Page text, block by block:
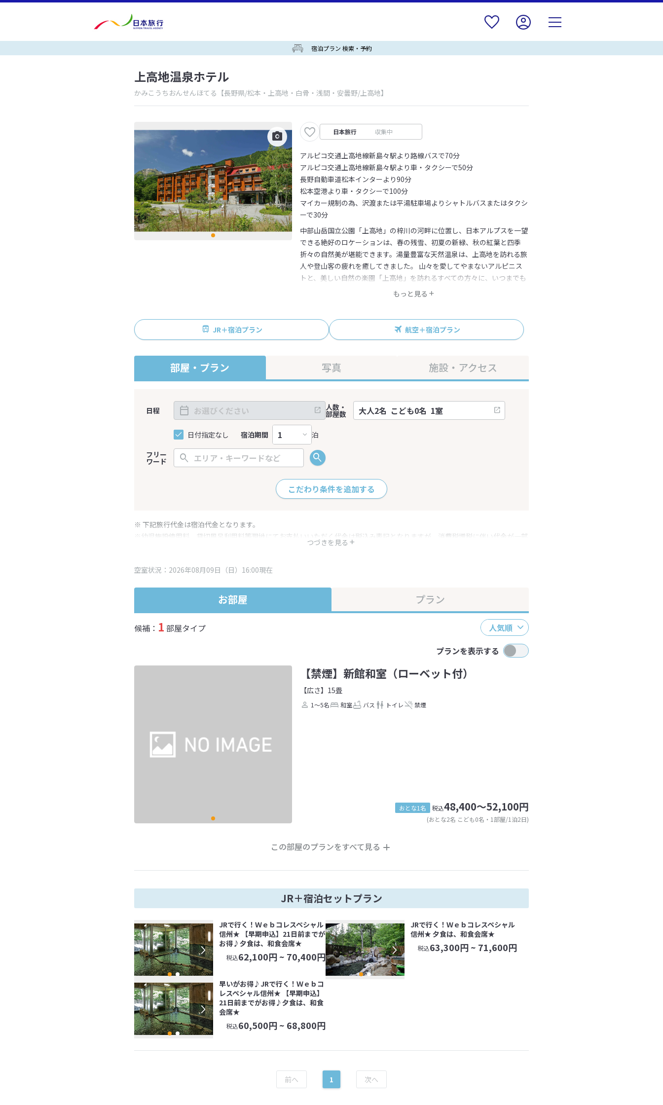
宿泊プラン 検索・予約
上高地温泉ホテル
かみこうちおんせんほてる 【長野県/松本・上高地・白骨・浅間・安曇野/上高地】
日本旅行 収集中
アルピコ交通上高地線新島々駅より路線バスで70分
アルピコ交通上高地線新島々駅より車・タクシーで50分
長野自動車道松本インターより90分
松本空港より車・タクシーで100分
マイカー規制の為、沢渡または平湯駐車場よりシャトルバスまたはタクシ
ーで30分
もっと見る
中部山岳国立公園「上高地」の梓川の河畔に位置し、日本アルプスを一望
できる絶好のロケーションは、春の残雪、初夏の新緑、秋の紅葉と四季
折々の自然美が堪能できます。湯量豊富な天然温泉は、上高地を訪れる旅
人や登山客の疲れを癒してきました。 山々を愛してやまないアルピニス
トと、美しい自然の楽園「上高地」を訪れるすべての方々に、いつまでも
変わることのない「あたたかさ」でおもてなしさせていただきます。
JR＋宿泊プラン 航空＋宿泊プラン
部屋・プラン 写真 施設・アクセス
日程
日付指定なし 宿泊期間 泊
人数・
部屋数
フリー
ワード
こだわり条件を追加する
つづきを見る
※ 下記旅行代金は宿泊代金となります。
※幼児施設使用料、貸切風呂利用料等現地にてお支払いいただく代金は税込み表記となりますが、消費税増税に伴い代金が一部
空室状況：2026年08月09日（日）16:00現在
お部屋 プラン
候補： 1 部屋タイプ
人気順
プランを表示する
【禁煙】新館和室（ローベット付）
【広さ】15畳
1～5名 和室 バス トイレ 禁煙
おとな1名 税込48,400～52,100円
(おとな2名 こども0名・1部屋/1泊2日)
この部屋のプランをすべて見る
JR＋宿泊セットプラン
JRで行く！Ｗｅｂコレスペシャル
信州★ 【早期申込】21日前までが
お得♪夕食は、和食会席★
税込62,100円 ~ 70,400円
JRで行く！Ｗｅｂコレスペシャル
信州★ 夕食は、和食会席★
税込63,300円 ~ 71,600円
早いがお得♪JRで行く！Ｗｅｂコ
レスペシャル信州★ 【早期申込】
21日前までがお得♪夕食は、和食
会席★
税込60,500円 ~ 68,800円
1